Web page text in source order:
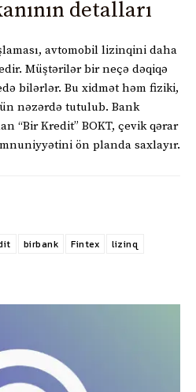
detalları
avtomobil lizinqini daha
Müştərilər bir neçə dəqiqə
bilərlər. Bu xidmət həm fiziki,
nəzərdə tutulub. Bank
“Bir Kredit” BOKT, çevik qərar
ön planda saxlayır.
birbank Fintex lizinq